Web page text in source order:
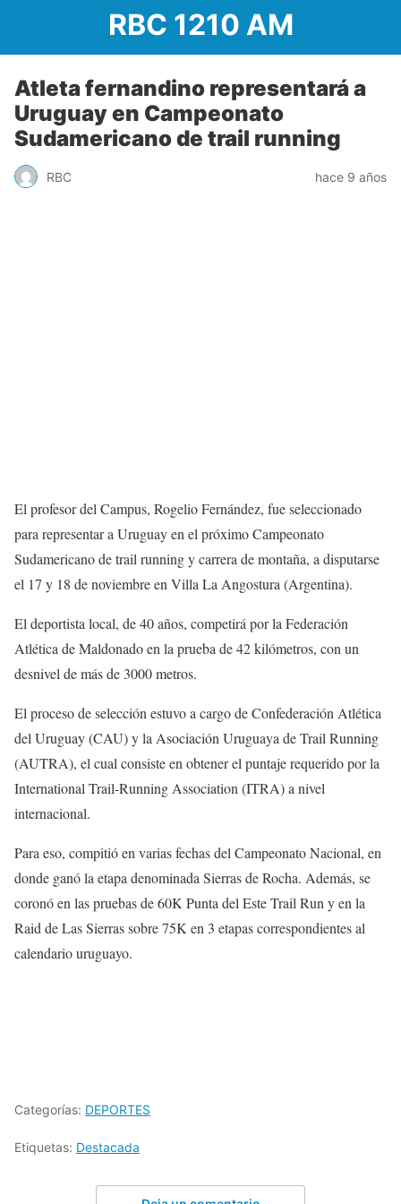
RBC 1210 AM
Atleta fernandino representará a
Uruguay en Campeonato
Sudamericano de trail running
RBC hace 9 años
El profesor del Campus, Rogelio Fernández, fue seleccionado
para representar a Uruguay en el próximo Campeonato
Sudamericano de trail running y carrera de montaña, a disputarse
el 17 y 18 de noviembre en Villa La Angostura (Argentina).
El deportista local, de 40 años, competirá por la Federación
Atlética de Maldonado en la prueba de 42 kilómetros, con un
desnivel de más de 3000 metros.
El proceso de selección estuvo a cargo de Confederación Atlética
del Uruguay (CAU) y la Asociación Uruguaya de Trail Running
(AUTRA), el cual consiste en obtener el puntaje requerido por la
International Trail-Running Association (ITRA) a nivel
internacional.
Para eso, compitió en varias fechas del Campeonato Nacional, en
donde ganó la etapa denominada Sierras de Rocha. Además, se
coronó en las pruebas de 60K Punta del Este Trail Run y en la
Raid de Las Sierras sobre 75K en 3 etapas correspondientes al
calendario uruguayo.
Categorías: DEPORTES
Etiquetas: Destacada